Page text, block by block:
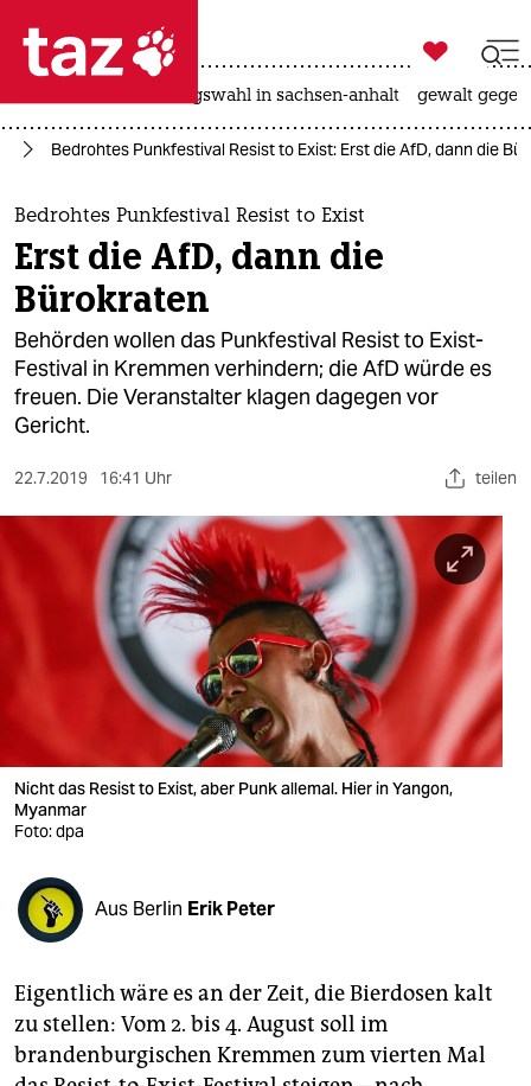
 taz zahl ich
taz zahl ich
themen
politik
öko
gesellschaft
kultur
sport
berlin
nord
wahrheit
veranstaltungen
shop
fragen & hilfe
unterstützen
genossenschaft
epaper login

taz zahl ich
landtagswahl in sachsen-anhalt gewalt
Bedrohtes Punkfestival Resist to Exist: Erst die AfD, dann die
Bedrohtes Punkfestival Resist to Exist
Erst die AfD, dann die
Bürokraten
Behörden wollen das Punkfestival Resist to Exist-
Festival in Kremmen verhindern; die AfD würde es
freuen. Die Veranstalter klagen dagegen vor
Gericht.
22.7.2019 16:41 Uhr teilen
Nicht das Resist to Exist, aber Punk allemal. Hier in Yangon,
Myanmar
Foto: dpa
Aus Berlin Erik Peter
Eigentlich wäre es an der Zeit, die Bierdosen kalt
zu stellen: Vom 2. bis 4. August soll im
brandenburgischen Kremmen zum vierten Mal